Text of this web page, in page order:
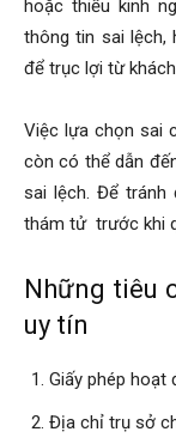
giss
hoặc thiếu kinh
thông tin sai lệch,
để trục lợi từ
Việc lựa chọn sai
còn có thể dẫn
sai lệch. Để tránh
thám tử trước khi
Những tiêu
uy tín
Giấy phép hoạt
Địa chỉ trụ sở